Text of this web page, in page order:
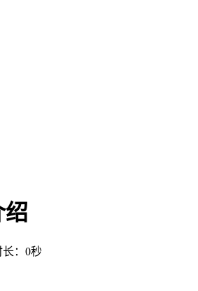
绍
长：0秒